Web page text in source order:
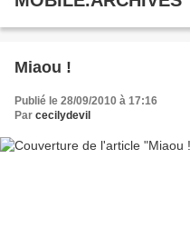
Miaou !
Publié le 28/09/2010 à 17:16
Par cecilydevil